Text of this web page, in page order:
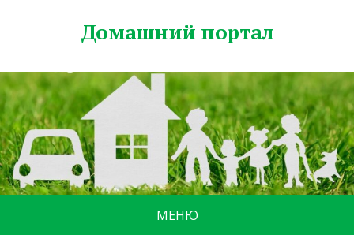
Домашний портал
МЕНЮ